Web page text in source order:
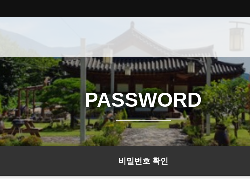
PASSWORD
비밀번호 확인